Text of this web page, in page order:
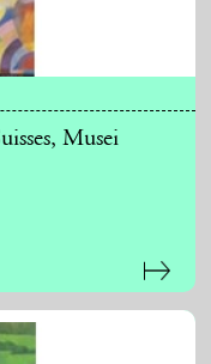
Musei